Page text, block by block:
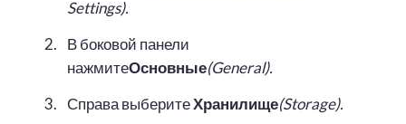
Settings).
В боковой панели
нажмитеОсновные(General).
Справа выберитеХранилище(Storage).